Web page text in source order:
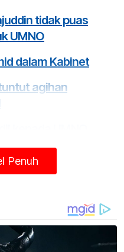
tidak puas
UMNO
dalam Kabinet
agihan
Ketua UMNO
dalam negara
Penuh